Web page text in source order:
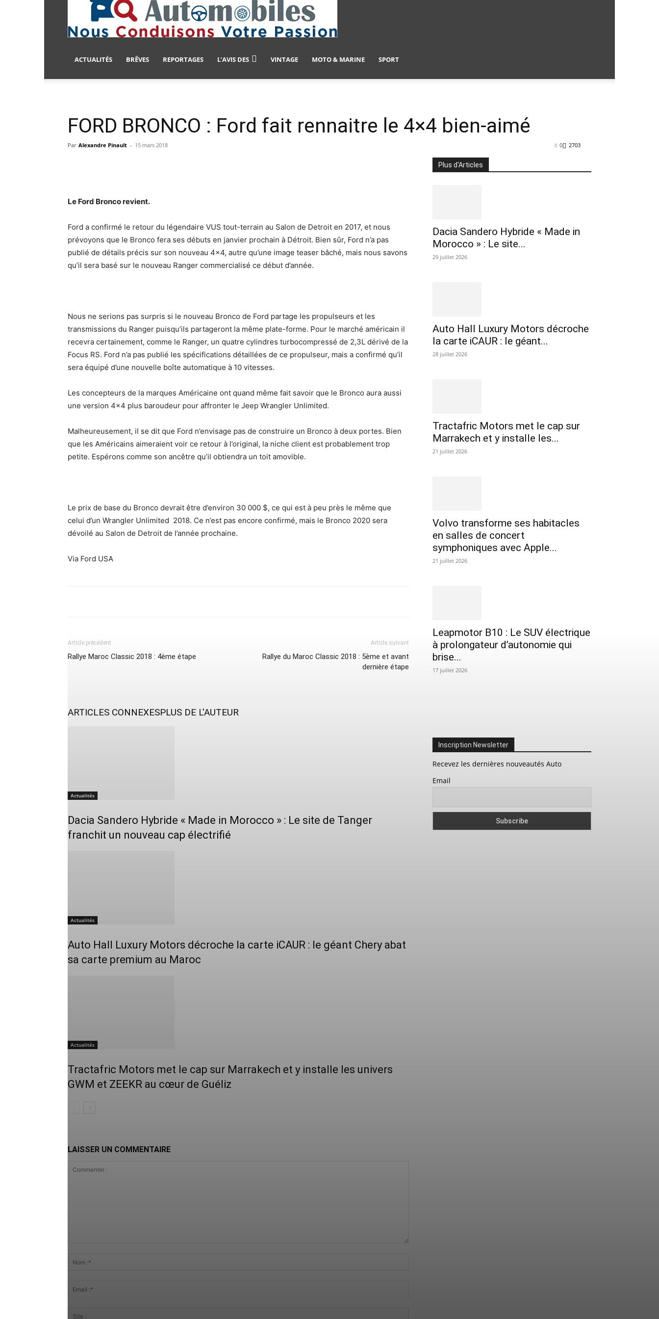
ACTUALITÉS BRÊVES REPORTAGES L’AVIS DES VINTAGE MOTO & MARINE SPORT
FORD BRONCO : Ford fait rennaitre le 4×4 bien-aimé
Par Alexandre Pinault - 15 mars 2018 2703
0
Le Ford Bronco revient.
Ford a confirmé le retour du légendaire VUS tout-terrain au Salon de Detroit en 2017, et nous
prévoyons que le Bronco fera ses débuts en janvier prochain à Détroit. Bien sûr, Ford n’a pas
publié de détails précis sur son nouveau 4×4, autre qu’une image teaser bâché, mais nous savons
qu’il sera basé sur le nouveau Ranger commercialisé ce début d’année.
Nous ne serions pas surpris si le nouveau Bronco de Ford partage les propulseurs et les
transmissions du Ranger puisqu’ils partageront la même plate-forme. Pour le marché américain il
recevra certainement, comme le Ranger, un quatre cylindres turbocompressé de 2,3L dérivé de la
Focus RS. Ford n’a pas publié les spécifications détaillées de ce propulseur, mais a confirmé qu’il
sera équipé d’une nouvelle boîte automatique à 10 vitesses.
Les concepteurs de la marques Américaine ont quand même fait savoir que le Bronco aura aussi
une version 4×4 plus baroudeur pour affronter le Jeep Wrangler Unlimited.
Malheureusement, il se dit que Ford n’envisage pas de construire un Bronco à deux portes. Bien
que les Américains aimeraient voir ce retour à l’original, la niche client est probablement trop
petite. Espérons comme son ancêtre qu’il obtiendra un toit amovible.
Le prix de base du Bronco devrait être d’environ 30 000 $, ce qui est à peu près le même que
celui d’un Wrangler Unlimited 2018. Ce n’est pas encore confirmé, mais le Bronco 2020 sera
dévoilé au Salon de Detroit de l’année prochaine.
Via Ford USA
Article précédent
Rallye Maroc Classic 2018 : 4ème étape
Article suivant
Rallye du Maroc Classic 2018 : 5ème et avant
dernière étape
ARTICLES CONNEXESPLUS DE L'AUTEUR
Actualités
Dacia Sandero Hybride « Made in Morocco » : Le site de Tanger
franchit un nouveau cap électrifié
Actualités
Auto Hall Luxury Motors décroche la carte iCAUR : le géant Chery abat
sa carte premium au Maroc
Actualités
Tractafric Motors met le cap sur Marrakech et y installe les univers
GWM et ZEEKR au cœur de Guéliz
LAISSER UN COMMENTAIRE
Plus d'Articles
Dacia Sandero Hybride « Made in
Morocco » : Le site...
29 juillet 2026
Auto Hall Luxury Motors décroche
la carte iCAUR : le géant...
28 juillet 2026
Tractafric Motors met le cap sur
Marrakech et y installe les...
21 juillet 2026
Volvo transforme ses habitacles
en salles de concert
symphoniques avec Apple...
21 juillet 2026
Leapmotor B10 : Le SUV électrique
à prolongateur d’autonomie qui
brise...
17 juillet 2026
Inscription Newsletter
Recevez les dernières nouveautés Auto
Email